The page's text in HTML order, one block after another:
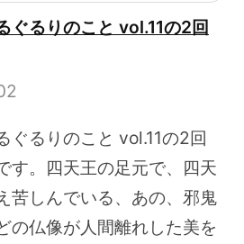
ぐるりのこと vol.11の2回
ぐるりのこと vol.11の2回
す。四天王の足元で、四天
苦しんでいる、あの、邪鬼
の仏像が人間離れした美を